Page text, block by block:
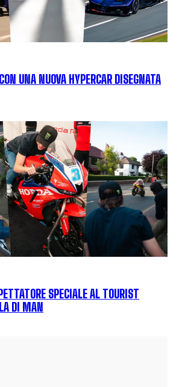
UNA NUOVA HYPERCAR DISEGNATA
SPECIALE AL TOURIST
DI MAN